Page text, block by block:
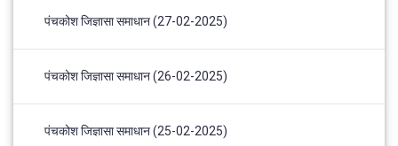
पंचकोश जिज्ञासा समाधान (27-02-2025)
पंचकोश जिज्ञासा समाधान (26-02-2025)
पंचकोश जिज्ञासा समाधान (25-02-2025)